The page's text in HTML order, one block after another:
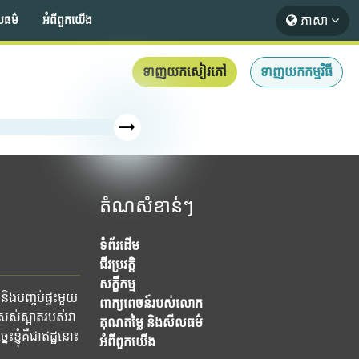
ធម៌ អំពី​ពួក​យើង ភាសា
ទាញយកសៀវភៅ ទាញយកកម្មវិធី
ងបញ្ចប់ផ្ទះមួយ
ស្អាតរបស់វា
ខ្ញុំគឺជាឥដ្ឋនោះ
តំណសំខាន់ៗ
ទំព័រដើម
ជីវប្រវត្តិ
សក្ខីកម្ម
ពាក្យពេចន៍របស់លោក
គុណតម្លៃ និងសីលធម៌
អំពី​ពួក​យើង